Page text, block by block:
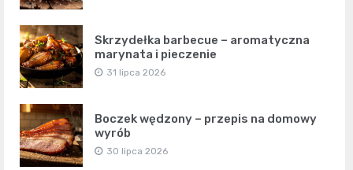
Skrzydełka barbecue – aromatyczna
marynata i pieczenie
31 lipca 2026
Boczek wędzony – przepis na domowy
wyrób
30 lipca 2026